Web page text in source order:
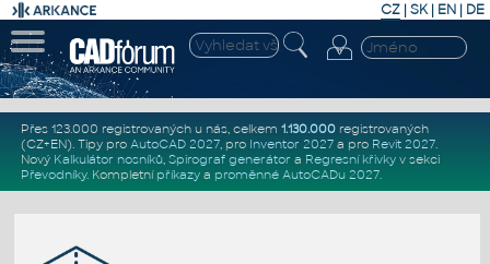
CZ | SK| EN | DE
Přes 123.000 registrovaných u nás, celkem 1.130.000registrovaných
(CZ+EN). Tipy pro AutoCAD 2027, pro Inventor 2027a pro Revit 2027.
Nový Kalkulátor nosníků, Spirograf generátor a Regresní křivkyv sekci
Převodníky. Kompletní příkazya proměnné AutoCADu 2027.